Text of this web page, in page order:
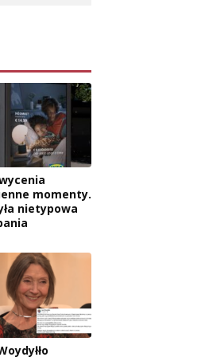
momenty.
nietypowa